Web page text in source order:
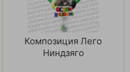
Композиция Лего
Ниндзяго